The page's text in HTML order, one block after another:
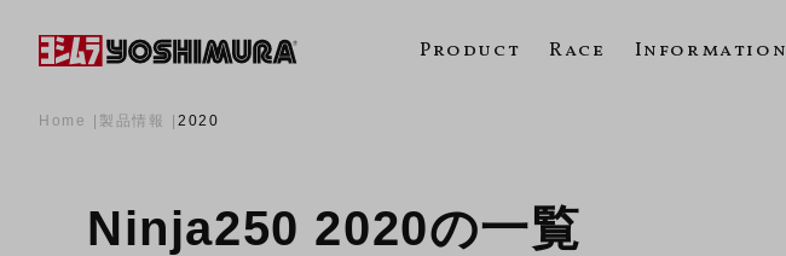
Product Race Information
Home 製品情報 2020
Ninja250 2020の一覧